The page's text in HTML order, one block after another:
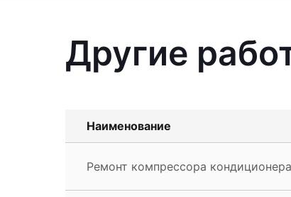
Другие
Наименование
Ремонт компрессора